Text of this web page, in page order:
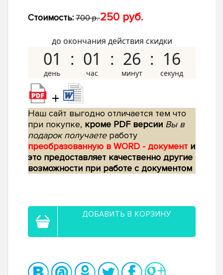
Стоимость: 700 р.250 руб.
до окончания действия скидки
01 01 26 15
+
Наш сайт выгодно отличается тем что
при покупке, кроме PDF версии Вы в
подарок получаетеработу
преобразованную в WORD - документ и
это предоставляет качественно другие
возможности при работе с документом
ДОБАВИТЬ В КОРЗИНУ